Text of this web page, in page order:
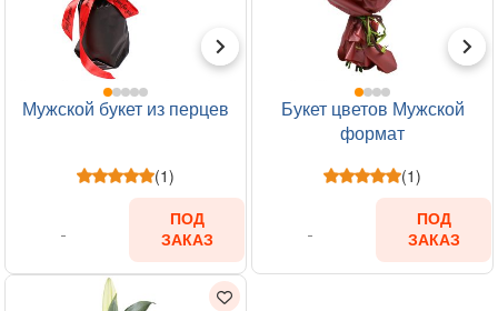
Мужской букет из перцев
(1)
ПОД
ЗАКАЗ
Букет цветов Мужской
формат
(1)
ПОД
ЗАКАЗ